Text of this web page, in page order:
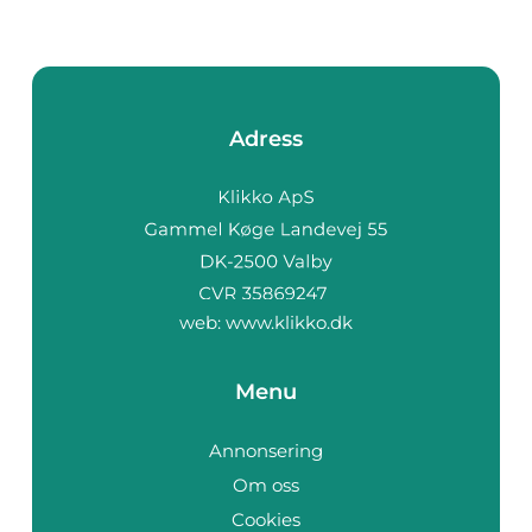
Adress
web: www.klikko.dk
Menu
Annonsering
Om oss
Cookies